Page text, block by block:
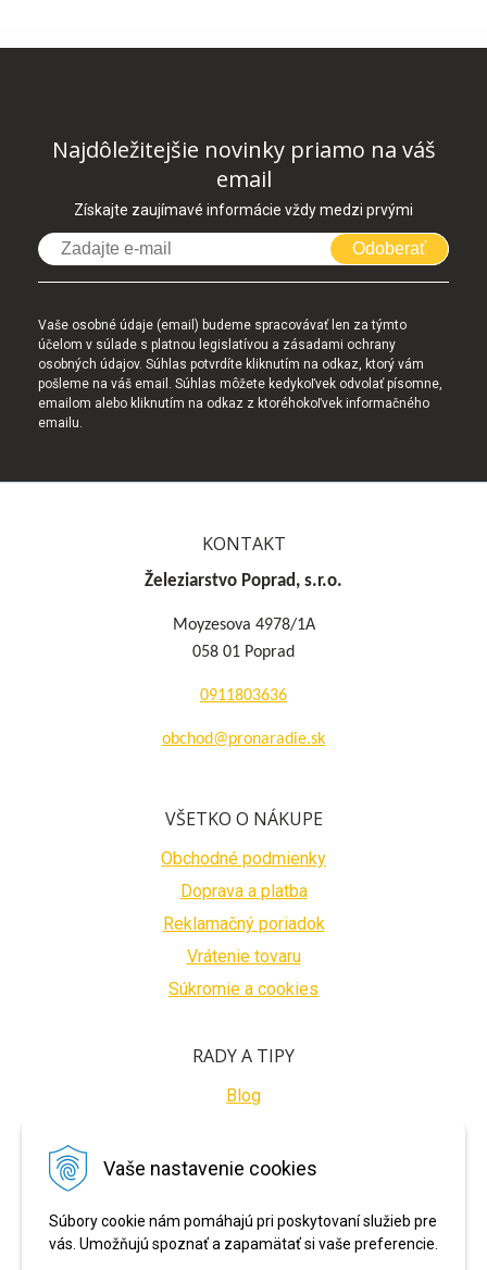
Vaše nastavenie cookies
Súbory cookie nám pomáhajú pri poskytovaní služieb pre
vás. Umožňujú spoznať a zapamätať si vaše preferencie.
Najdôležitejšie novinky priamo na váš
email
Získajte zaujímavé informácie vždy medzi prvými
Odoberať
Vaše osobné údaje (email) budeme spracovávať len za týmto
účelom v súlade s platnou legislatívou a zásadami ochrany
osobných údajov. Súhlas potvrdíte kliknutím na odkaz, ktorý vám
pošleme na váš email. Súhlas môžete kedykoľvek odvolať písomne,
emailom alebo kliknutím na odkaz z ktoréhokoľvek informačného
emailu.
KONTAKT
Železiarstvo Poprad, s.r.o.
Moyzesova 4978/1A
058 01 Poprad
0911803636
obchod@pronaradie.sk
VŠETKO O NÁKUPE
Obchodné podmienky
Doprava a platba
Reklamačný poriadok
Vrátenie tovaru
Súkromie a cookies
RADY A TIPY
Blog
BEZPEČNÉ PLATBY